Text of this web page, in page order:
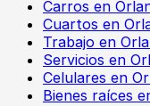
Carros en
Cuartos en
Trabajo en
Servicios en
Celulares en
Bienes raíces